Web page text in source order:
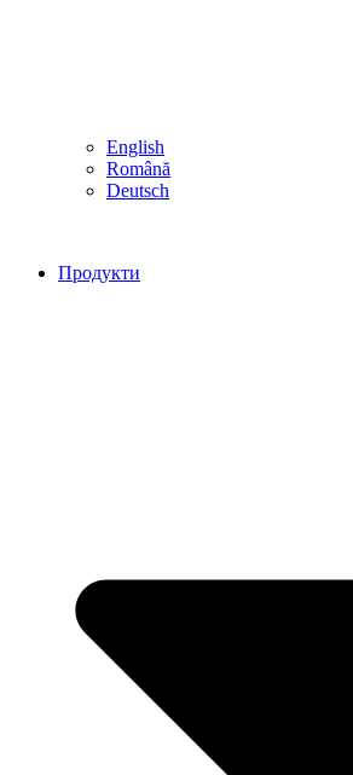
English
Română
Deutsch
Продукти